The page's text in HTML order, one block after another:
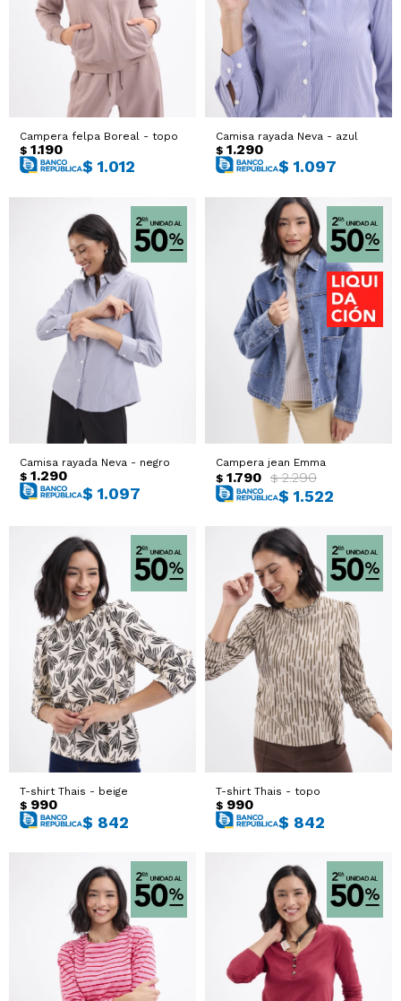
Campera felpa Boreal - topo
$ 1.190
$ 1.012
Camisa rayada Neva - azul
$ 1.290
$ 1.097
Camisa rayada Neva - negro
$ 1.290
$ 1.097
Campera jean Emma
$ 1.790 $ 2.290
$ 1.522
T-shirt Thais - beige
$ 990
$ 842
T-shirt Thais - topo
$ 990
$ 842